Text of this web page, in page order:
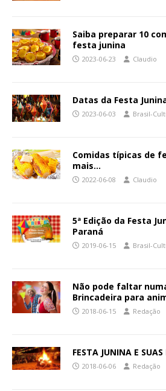
Saiba preparar 10
festa junina
2023-06-23 Claudio
Datas da Festa
2023-06-03 Brasil-
Comidas típicas de
mais…
2022-06-08 Claudio
5ª Edição da Festa
Paraná
2019-06-15 Brasil-
Não pode faltar
Brincadeira para
2018-06-15 Redação
FESTA JUNINA E SUAS
2018-06-06 Redação